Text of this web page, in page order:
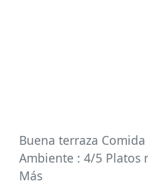
Buena terraza
Ambiente : 4/5 Platos
Más